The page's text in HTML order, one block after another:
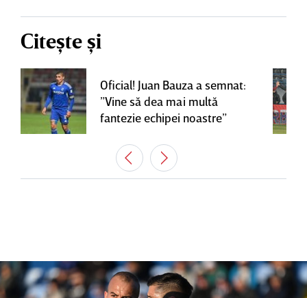
Citește și
Oficial! Juan Bauza a semnat:
”Vine să dea mai multă
fantezie echipei noastre”